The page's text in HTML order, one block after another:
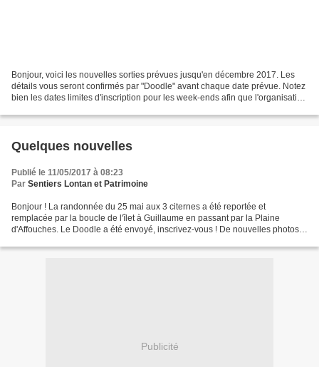
Bonjour, voici les nouvelles sorties prévues jusqu'en décembre 2017. Les
détails vous seront confirmés par "Doodle" avant chaque date prévue. Notez
bien les dates limites d'inscription pour les week-ends afin que l'organisation
Quelques nouvelles
Publié le 11/05/2017 à 08:23
Par Sentiers Lontan et Patrimoine
Bonjour ! La randonnée du 25 mai aux 3 citernes a été reportée et
remplacée par la boucle de l'îlet à Guillaume en passant par la Plaine
d'Affouches. Le Doodle a été envoyé, inscrivez-vous ! De nouvelles photos
Publicité